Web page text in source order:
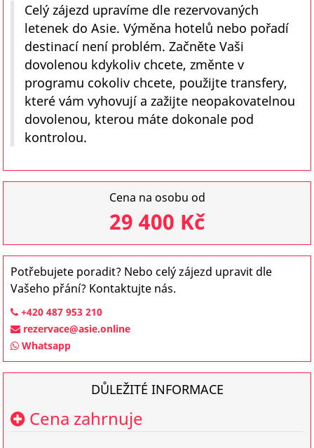
Celý zájezd upravíme dle rezervovaných
letenek do Asie. Výměna hotelů nebo pořadí
destinací není problém. Začněte Vaši
dovolenou kdykoliv chcete, změnte v
programu cokoliv chcete, použijte transfery,
které vám vyhovují a zažijte neopakovatelnou
dovolenou, kterou máte dokonale pod
kontrolou.
Cena na osobu od
29 400 Kč
Potřebujete poradit? Nebo celý zájezd upravit dle
Vašeho přání? Kontaktujte nás.
+420 487 953 210
rezervace@asie.online
Whatsapp
DŮLEŽITÉ INFORMACE
Cena zahrnuje